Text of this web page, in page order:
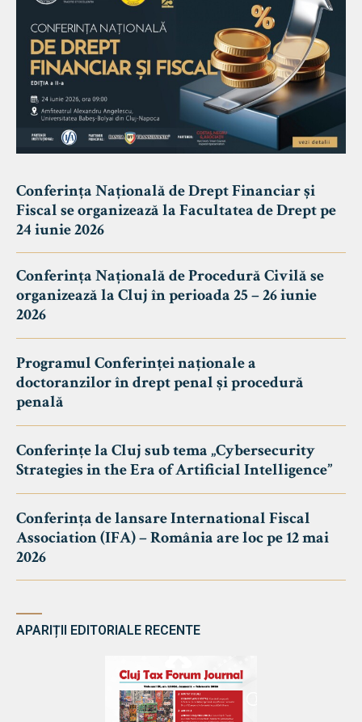
Conferința Națională de Drept Financiar și
Fiscal se organizează la Facultatea de Drept pe
24 iunie 2026
Conferința Națională de Procedură Civilă se
organizează la Cluj în perioada 25 – 26 iunie
2026
Programul Conferinței naționale a
doctoranzilor în drept penal și procedură
penală
Conferințe la Cluj sub tema „Cybersecurity
Strategies in the Era of Artificial Intelligence”
Conferința de lansare International Fiscal
Association (IFA) – România are loc pe 12 mai
2026
APARIȚII EDITORIALE RECENTE